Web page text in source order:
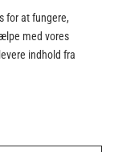
for at fungere,
med vores
indhold fra